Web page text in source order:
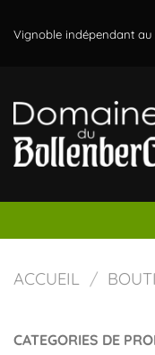
auVignoble indépendant
ACCUEIL /
CATEGORIES DE